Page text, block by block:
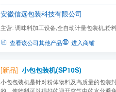
安徽信远包装科技有限公司
主营:调味料加工设备,全自动计量包装机,粉
查看该公司其他产品 进入商铺
[新品] 小包包装机(SP10S)
小包包装机是针对粉体物料及高质量的包装
的，使物料可以很好的避开空气中的水分避